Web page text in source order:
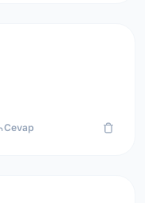
Cevap